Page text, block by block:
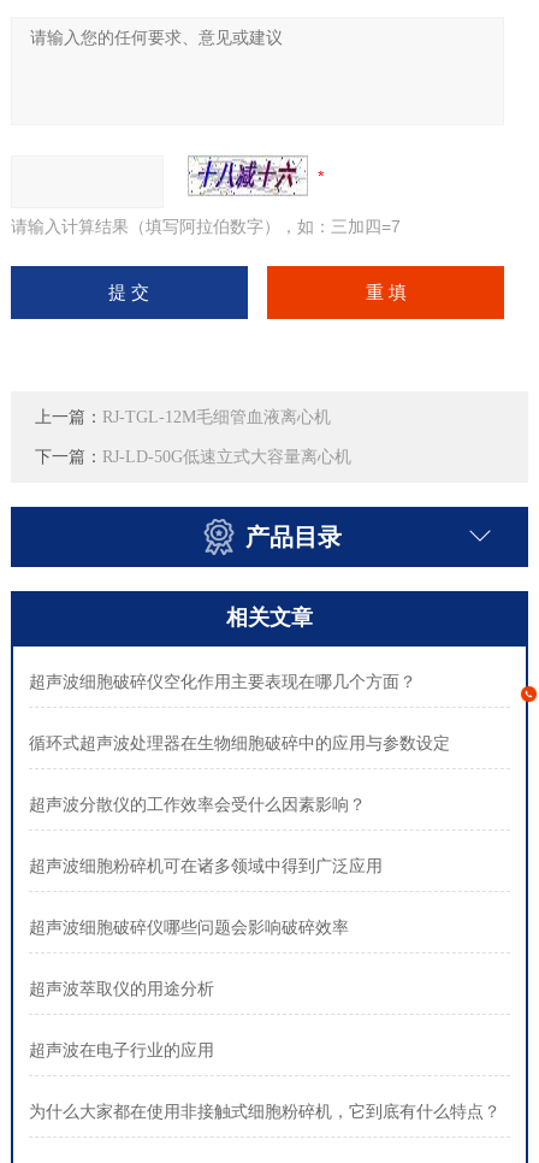
请输入计算结果（填写阿拉伯数字），如：三加四=7
上一篇： RJ-TGL-12M毛细管血液离心机
下一篇： RJ-LD-50G低速立式大容量离心机
产品目录
相关文章
超声波细胞破碎仪空化作用主要表现在哪几个方面？
循环式超声波处理器在生物细胞破碎中的应用与参数设定
超声波分散仪的工作效率会受什么因素影响？
超声波细胞粉碎机可在诸多领域中得到广泛应用
超声波细胞破碎仪哪些问题会影响破碎效率
超声波萃取仪的用途分析
超声波在电子行业的应用
为什么大家都在使用非接触式细胞粉碎机，它到底有什么特点？